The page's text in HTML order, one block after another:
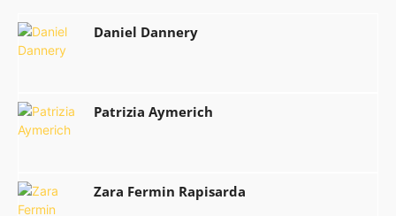
Daniel Dannery
Patrizia Aymerich
Zara Fermin Rapisarda